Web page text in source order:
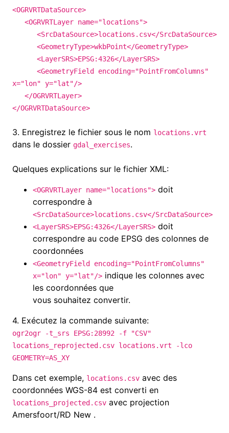
<OGRVRTDataSource>
<OGRVRTLayer name="locations">
<SrcDataSource>locations.csv</SrcDataSource>
<GeometryType>wkbPoint</GeometryType>
<LayerSRS>EPSG:4326</LayerSRS>
<GeometryField encoding="PointFromColumns"
x="lon" y="lat"/>
</OGRVRTLayer>
</OGRVRTDataSource>
3. Enregistrez le fichier sous le nom locations.vrt
dans le dossier gdal_exercises.
Quelques explications sur le fichier XML:
<OGRVRTLayer name="locations"> doit
correspondre à
<SrcDataSource>locations.csv</SrcDataSource>
<LayerSRS>EPSG:4326</LayerSRS> doit
correspondre au code EPSG des colonnes de
coordonnées
<GeometryField encoding="PointFromColumns"
x="lon" y="lat"/> indique les colonnes avec
les coordonnées que
vous souhaitez convertir.
4. Exécutez la commande suivante:
ogr2ogr -t_srs EPSG:28992 -f "CSV"
locations_reprojected.csv locations.vrt -lco
GEOMETRY=AS_XY
Dans cet exemple, locations.csv avec des
coordonnées WGS-84 est converti en
locations_projected.csv avec projection
Amersfoort/RD New .